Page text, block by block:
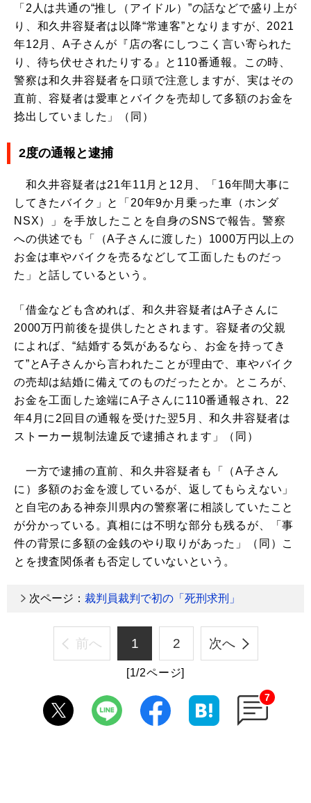
「2人は共通の“推し（アイドル）”の話などで盛り上が
り、和久井容疑者は以降“常連客”となりますが、2021
年12月、A子さんが『店の客にしつこく言い寄られた
り、待ち伏せされたりする』と110番通報。この時、
警察は和久井容疑者を口頭で注意しますが、実はその
直前、容疑者は愛車とバイクを売却して多額のお金を
捻出していました」（同）
2度の通報と逮捕
和久井容疑者は21年11月と12月、「16年間大事に
してきたバイク」と「20年9か月乗った車（ホンダ
NSX）」を手放したことを自身のSNSで報告。警察
への供述でも「（A子さんに渡した）1000万円以上の
お金は車やバイクを売るなどして工面したものだっ
た」と話しているという。
「借金なども含めれば、和久井容疑者はA子さんに
2000万円前後を提供したとされます。容疑者の父親
によれば、“結婚する気があるなら、お金を持ってき
て”とA子さんから言われたことが理由で、車やバイク
の売却は結婚に備えてのものだったとか。ところが、
お金を工面した途端にA子さんに110番通報され、22
年4月に2回目の通報を受けた翌5月、和久井容疑者は
ストーカー規制法違反で逮捕されます」（同）
一方で逮捕の直前、和久井容疑者も「（A子さん
に）多額のお金を渡しているが、返してもらえない」
と自宅のある神奈川県内の警察署に相談していたこと
が分かっている。真相には不明な部分も残るが、「事
件の背景に多額の金銭のやり取りがあった」（同）こ
とを捜査関係者も否定していないという。
次ページ： 裁判員裁判で初の「死刑求刑」
前へ 1 2 次へ
[1/2ページ]
7